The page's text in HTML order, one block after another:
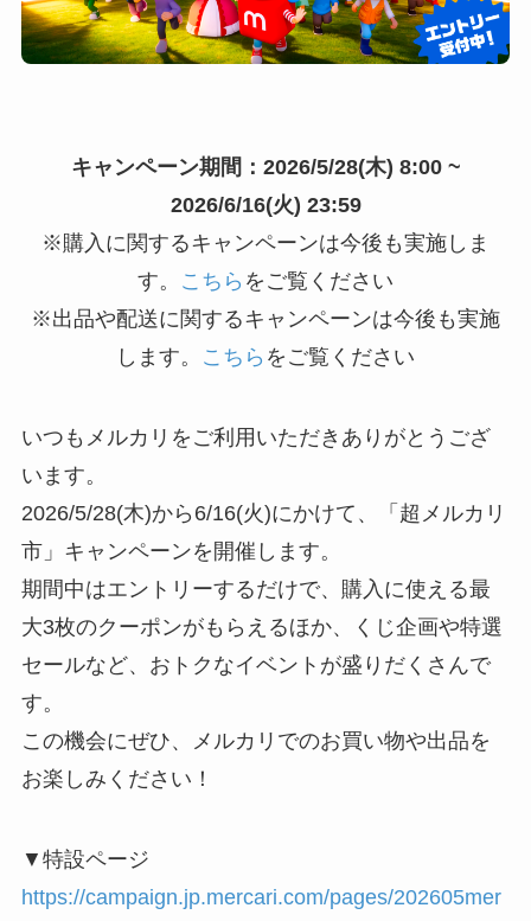
キャンペーン期間：2026/5/28(木) 8:00 ~
2026/6/16(火) 23:59
※購入に関するキャンペーンは今後も実施しま
す。 こちら をご覧ください
※出品や配送に関するキャンペーンは今後も実施
します。 こちら をご覧ください
いつもメルカリをご利用いただきありがとうござ
います。
2026/5/28(木)から6/16(火)にかけて、「超メルカリ
市」キャンペーンを開催します。
期間中はエントリーするだけで、購入に使える最
大3枚のクーポンがもらえるほか、くじ企画や特選
セールなど、おトクなイベントが盛りだくさんで
す。
この機会にぜひ、メルカリでのお買い物や出品を
お楽しみください！
▼特設ページ
https://campaign.jp.mercari.com/pages/202605mer